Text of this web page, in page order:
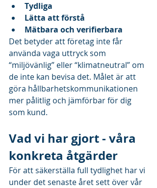
Tydliga
Lätta att förstå
Mätbara och verifierbara
Det betyder att företag inte får
använda vaga uttryck som
“miljövänlig” eller “klimatneutral” om
de inte kan bevisa det. Målet är att
göra hållbarhetskommunikationen
mer pålitlig och jämförbar för dig
som kund.
Vad vi har gjort - våra
konkreta åtgärder
För att säkerställa full tydlighet har vi
under det senaste året sett över vår